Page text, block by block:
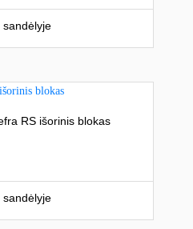
sandėlyje
RS išorinis blokas
sandėlyje